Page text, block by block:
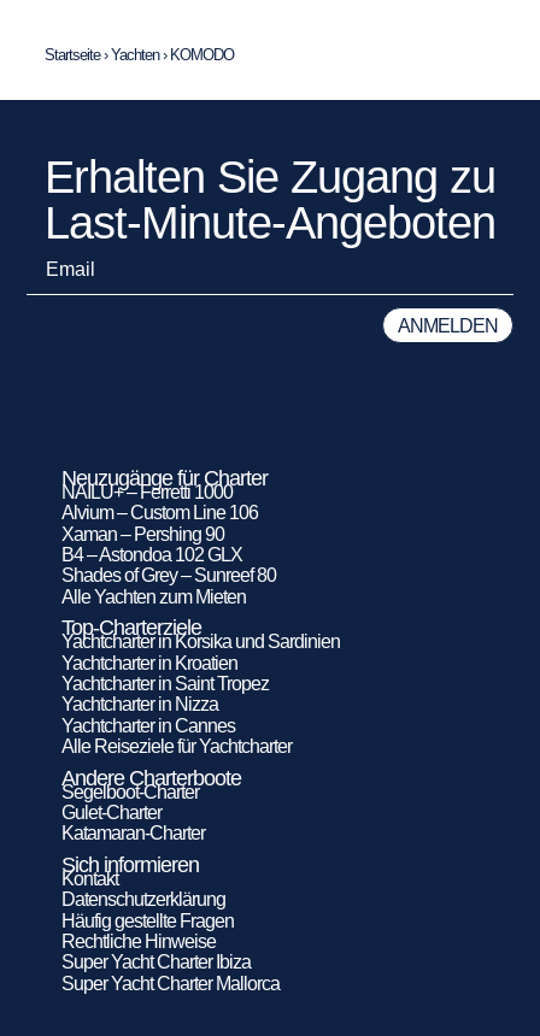
Startseite›Yachten› KOMODO
Erhalten Sie Zugang zu
Last-Minute-Angeboten
Neuzugänge für Charter
NAILU+ – Ferretti 1000
Alvium – Custom Line 106
Xaman – Pershing 90
B4 – Astondoa 102 GLX
Shades of Grey – Sunreef 80
Alle Yachten zum Mieten
Top-Charterziele
Yachtcharter in Korsika und Sardinien
Yachtcharter in Kroatien
Yachtcharter in Saint Tropez
Yachtcharter in Nizza
Yachtcharter in Cannes
Alle Reiseziele für Yachtcharter
Andere Charterboote
Segelboot-Charter
Gulet-Charter
Katamaran-Charter
Sich informieren
Kontakt
Datenschutzerklärung
Häufig gestellte Fragen
Rechtliche Hinweise
Super Yacht Charter Ibiza
Super Yacht Charter Mallorca